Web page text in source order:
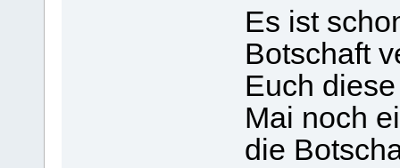
Es ist
Botschaft
Euch
Mai noch
die